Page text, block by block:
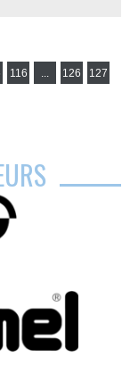
116 ... 126 127